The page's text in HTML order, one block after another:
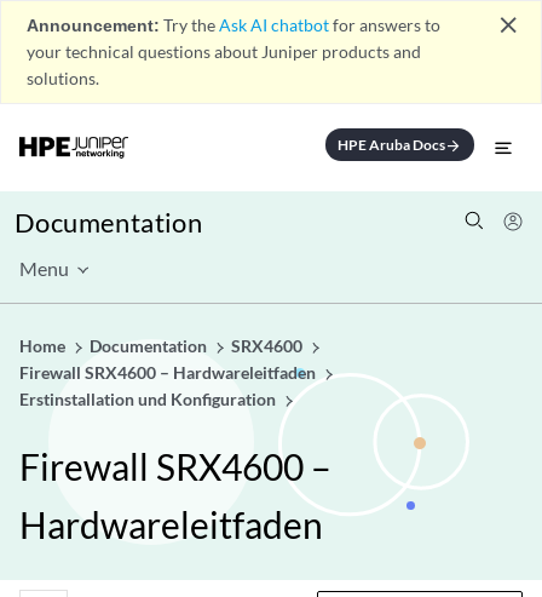
Announcement: Try theAsk AI chatbotfor answers to
your technical questions about Juniper products and
solutions.
close
HPE Aruba Docsarrow_forward
Documentation
Menu
Home Documentation
SRX4600
Firewall SRX4600 – Hardwareleitfaden
Erstinstallation und Konfiguration
Firewall SRX4600 –
Hardwareleitfaden